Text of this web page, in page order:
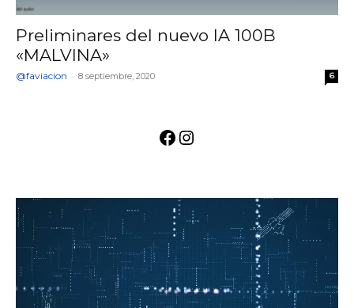
Preliminares del nuevo IA 100B
«MALVINA»
@faviacion - 8 septiembre, 2020 6
Facebook
Instagram